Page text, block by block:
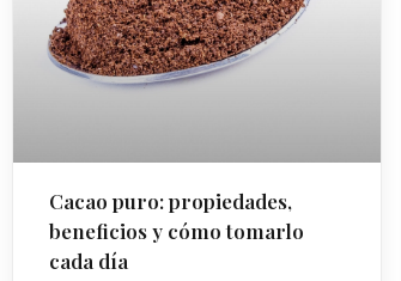
Cacao puro: propiedades,
beneficios y cómo tomarlo
cada día